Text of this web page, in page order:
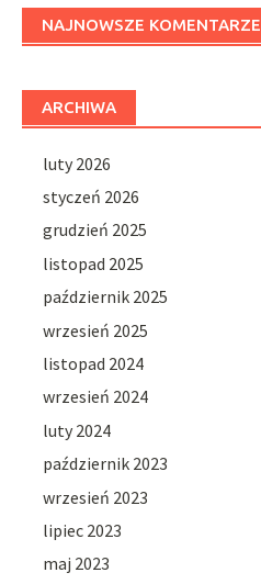
NAJNOWSZE KOMENTARZE
ARCHIWA
luty 2026
styczeń 2026
grudzień 2025
listopad 2025
październik 2025
wrzesień 2025
listopad 2024
wrzesień 2024
luty 2024
październik 2023
wrzesień 2023
lipiec 2023
maj 2023